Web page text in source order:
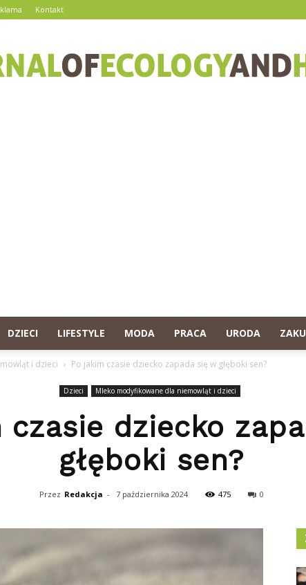
Kontakt
DZIECI LIFESTYLE MODA PRACA URODA
i dzieci Po jakim czasie dziecko zapada się w głęboki sen?
Dzieci Mleko modyfikowane dla niemowląt i dzieci
czasie dziecko
głęboki sen?
Przez Redakcja - 7 października 2024 475 0